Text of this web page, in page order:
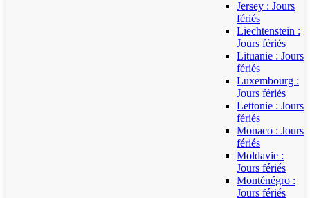
Jersey : Jours
fériés
Liechtenstein :
Jours fériés
Lituanie : Jours
fériés
Luxembourg :
Jours fériés
Lettonie : Jours
fériés
Monaco : Jours
fériés
Moldavie :
Jours fériés
Monténégro :
Jours fériés